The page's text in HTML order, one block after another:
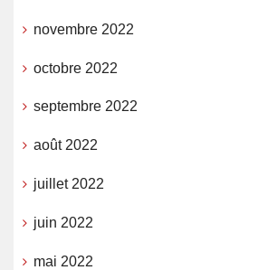
novembre 2022
octobre 2022
septembre 2022
août 2022
juillet 2022
juin 2022
mai 2022